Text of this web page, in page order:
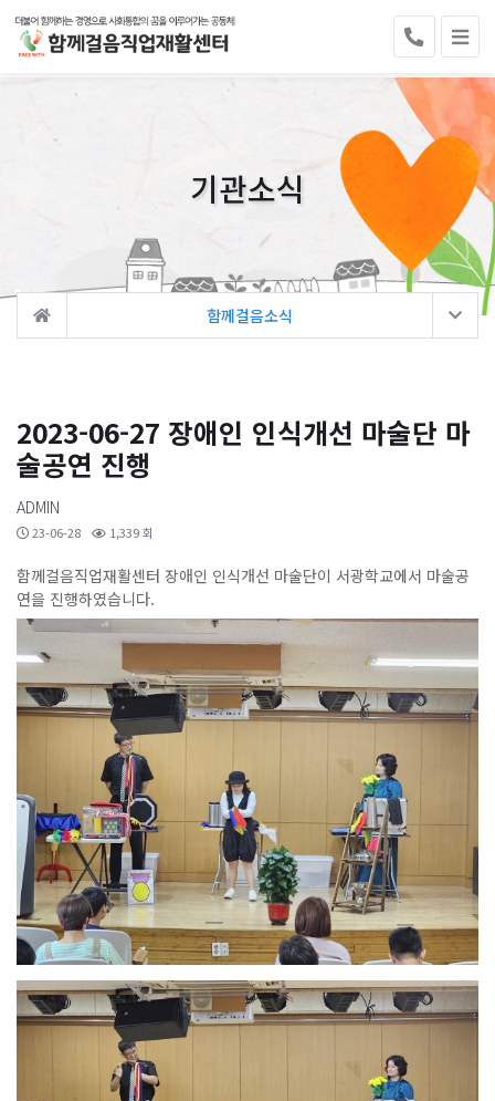
기관소식
함께걸음소식
2023-06-27 장애인 인식개선 마술단 마
술공연 진행
ADMIN
23-06-28 1,339 회
함께걸음직업재활센터 장애인 인식개선 마술단이 서광학교에서 마술공
연을 진행하였습니다.